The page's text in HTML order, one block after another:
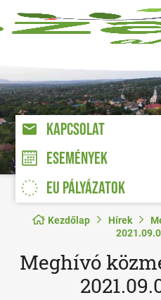
KAPCSOLAT
ESEMÉNYEK
EU PÁLYÁZATOK
Kezdőlap Hírek
Meghívó